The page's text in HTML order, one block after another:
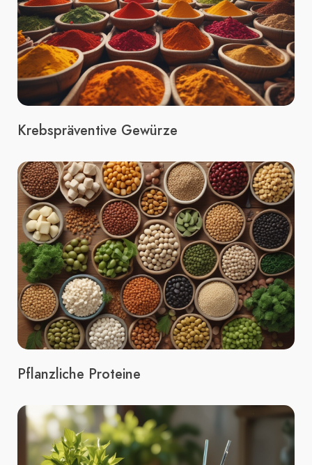
Krebspräventive Gewürze
Pflanzliche Proteine